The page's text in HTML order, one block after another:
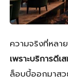
ความจริงที่หลา
เพราะบริการดีเ
ล็อบบี้ออกมาส